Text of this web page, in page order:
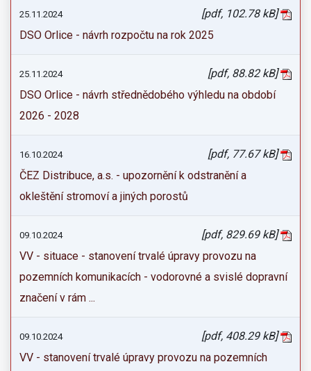
25.11.2024
[pdf, 102.78 kB]
DSO Orlice - návrh rozpočtu na rok 2025
25.11.2024
[pdf, 88.82 kB]
DSO Orlice - návrh střednědobého výhledu na období
2026 - 2028
16.10.2024
[pdf, 77.67 kB]
ČEZ Distribuce, a.s. - upozornění k odstranění a
okleštění stromoví a jiných porostů
09.10.2024
[pdf, 829.69 kB]
VV - situace - stanovení trvalé úpravy provozu na
pozemních komunikacích - vodorovné a svislé dopravní
značení v rám ...
09.10.2024
[pdf, 408.29 kB]
VV - stanovení trvalé úpravy provozu na pozemních